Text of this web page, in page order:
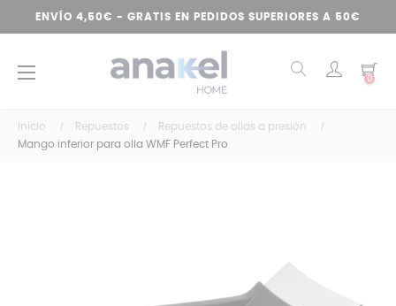
ENVÍO 4,50€ - GRATIS EN PEDIDOS SUPERIORES A 50€
Navegación
☰ 0
Inicio Repuestos
Repuestos de ollas a presión
Mango inferior para olla WMF Perfect Pro